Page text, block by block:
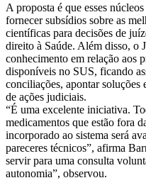
A proposta é que esses
fornecer subsídios sobre as
científicas para decisões de
direito à Saúde. Além disso, o
conhecimento em relação aos
disponíveis no SUS, ficando
conciliações, apontar soluções
de ações judiciais.
“É uma excelente iniciativa.
medicamentos que estão fora
incorporado ao sistema será
pareceres técnicos”, afirma
servir para uma consulta
autonomia”, observou.